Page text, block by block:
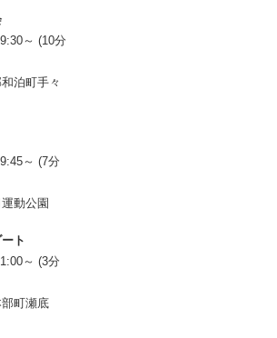
～ (10分
泊町手々
～ (7分
動公園
ト
～ (3分
町瀬底